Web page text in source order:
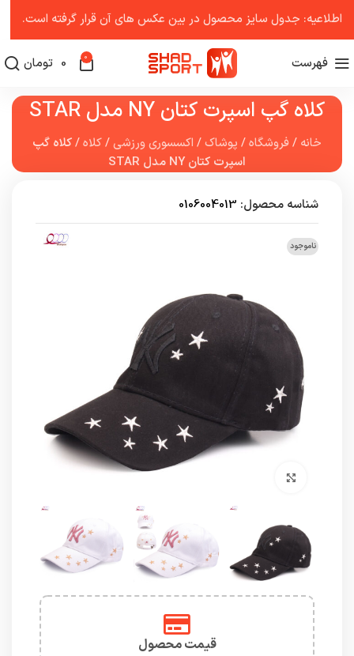
فهرست 0
0 تومان
کلاه گپ اسپرت کتان NY مدل STAR
خانه /فروشگاه/ پوشاک/ اکسسوری ورزشی/کلاه/کلاه گپ
اسپرت کتان NY مدل STAR
شناسه محصول: 0106004013
ناموجود
قیمت محصول
اطلاعیه: جدول سایز محصول در بین عکس ‌های آن قرار گرفته است.